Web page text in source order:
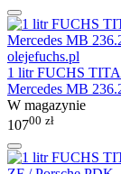
1 litr FUCHS
Mercedes MB
W magazynie
10700 zł